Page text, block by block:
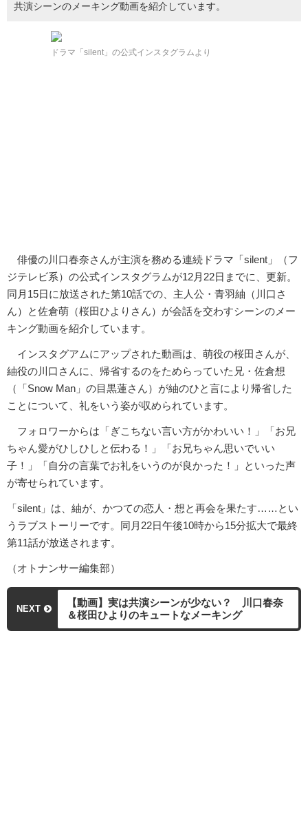
共演シーンのメーキング動画を紹介しています。
ドラマ「silent」の公式インスタグラムより
俳優の川口春奈さんが主演を務める連続ドラマ「silent」（フ
ジテレビ系）の公式インスタグラムが12月22日までに、更新。
同月15日に放送された第10話での、主人公・青羽紬（川口さ
ん）と佐倉萌（桜田ひよりさん）が会話を交わすシーンのメー
キング動画を紹介しています。
インスタグアムにアップされた動画は、萌役の桜田さんが、
紬役の川口さんに、帰省するのをためらっていた兄・佐倉想
（「Snow Man」の目黒蓮さん）が紬のひと言により帰省した
ことについて、礼をいう姿が収められています。
フォロワーからは「ぎこちない言い方がかわいい！」「お兄
ちゃん愛がひしひしと伝わる！」「お兄ちゃん思いでいい
子！」「自分の言葉でお礼をいうのが良かった！」といった声
が寄せられています。
「silent」は、紬が、かつての恋人・想と再会を果たす……とい
うラブストーリーです。同月22日午後10時から15分拡大で最終
第11話が放送されます。
（オトナンサー編集部）
NEXT
【動画】実は共演シーンが少ない？ 川口春奈
＆桜田ひよりのキュートなメーキング